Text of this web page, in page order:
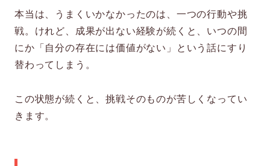
本当は、うまくいかなかったのは、一つの行動や挑
戦。けれど、成果が出ない経験が続くと、いつの間
にか「自分の存在には価値がない」という話にすり
替わってしまう。
この状態が続くと、挑戦そのものが苦しくなってい
きます。